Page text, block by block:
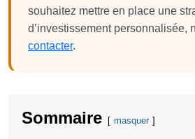
souhaitez mettre en place une
d’investissement personnalisée,
contacter.
Sommaire masquer